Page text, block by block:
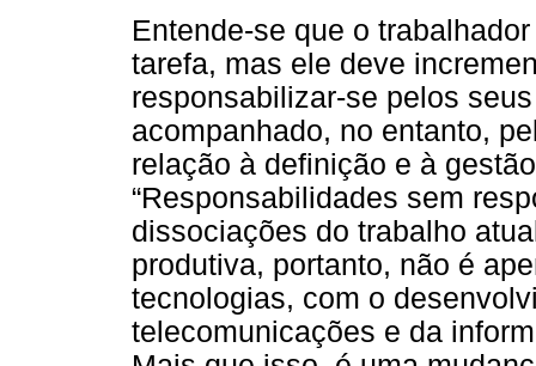
Entende-se que o
tarefa, mas ele deve
responsabilizar-se pelos
acompanhado, no entanto,
relação à definição e à
“Responsabilidades sem
dissociações do trabalho
produtiva, portanto, não é
tecnologias, com o
telecomunicações e da